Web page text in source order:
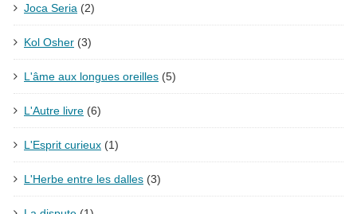
Joca Seria (2)
Kol Osher (3)
L'âme aux longues oreilles (5)
L'Autre livre (6)
L'Esprit curieux (1)
L'Herbe entre les dalles (3)